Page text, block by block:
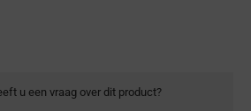
u een vraag over dit product?